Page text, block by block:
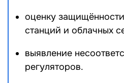
оценку
станций и облачных
выявление
регуляторов.